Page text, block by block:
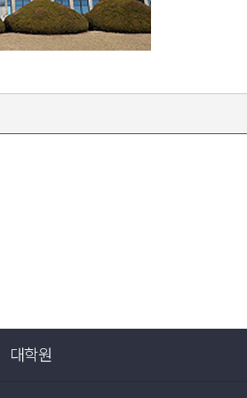
대학원